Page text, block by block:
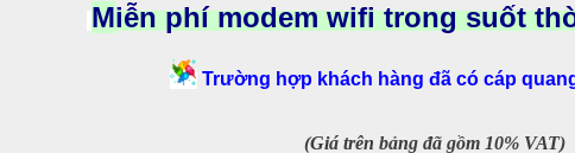
Miễn phí modem wifi trong suốt
Trường hợp khách hàng đã có cáp
(Giá trên bảng đã gồm 10% VAT)